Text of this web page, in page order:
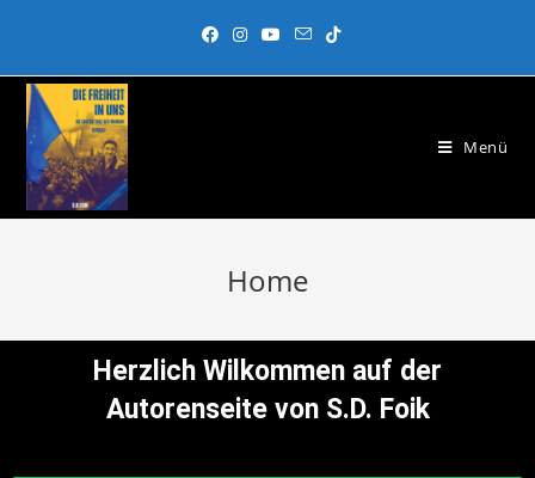
Menü
Home
Herzlich Wilkommen auf der
Autorenseite von S.D. Foik